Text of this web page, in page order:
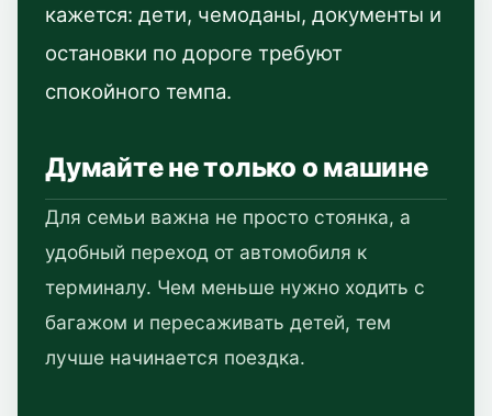
кажется: дети, чемоданы, документы и
остановки по дороге требуют
спокойного темпа.
Думайте не только о машине
Для семьи важна не просто стоянка, а
удобный переход от автомобиля к
терминалу. Чем меньше нужно ходить с
багажом и пересаживать детей, тем
лучше начинается поездка.